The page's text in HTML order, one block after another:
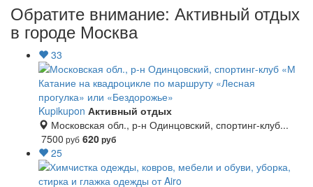
Обратите внимание: Активный отдых
в городе Москва
33
Катание на квадроцикле по маршруту «Лесная
прогулка» или «Бездорожье»
Kupikupon Активный отдых
Московская обл., р-н Одинцовский, спортинг-клуб...
7500 руб 620руб
25